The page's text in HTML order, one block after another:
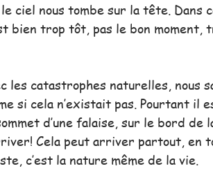
le ciel nous tombe sur la tête.
bien trop tôt, pas le bon
les catastrophes naturelles, nous
si cela n’existait pas. Pourtant il
d’une falaise, sur le bord de
Cela peut arriver partout, en
c’est la nature même de la vie.